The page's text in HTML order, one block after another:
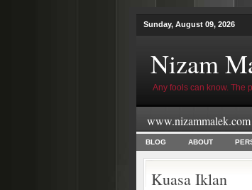
Sunday, August 09, 2026
Nizam
Any fools can know. The
www.nizammalek.com
BLOG ABOUT
Kuasa Iklan